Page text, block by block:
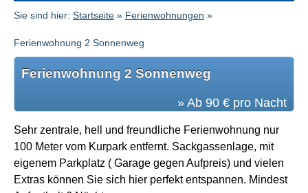
Sie sind hier: Startseite » Ferienwohnungen »
Ferienwohnung 2 Sonnenweg
Ferienwohnung 2 Sonnenweg
» Ab 90 € pro Nacht
Sehr zentrale, hell und freundliche Ferienwohnung nur
100 Meter vom Kurpark entfernt. Sackgassenlage, mit
eigenem Parkplatz ( Garage gegen Aufpreis) und vielen
Extras können Sie sich hier perfekt entspannen. Mindest